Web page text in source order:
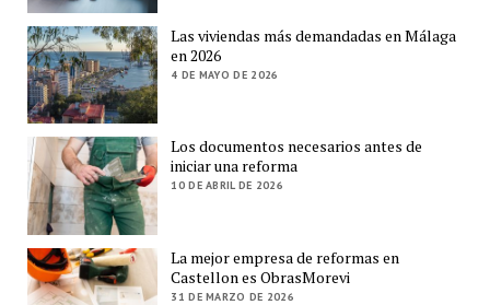
Las viviendas más demandadas en Málaga
en 2026
4 DE MAYO DE 2026
Los documentos necesarios antes de
iniciar una reforma
10 DE ABRIL DE 2026
La mejor empresa de reformas en
Castellon es ObrasMorevi
31 DE MARZO DE 2026